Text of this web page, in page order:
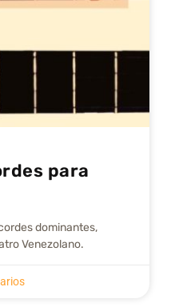
para
dominantes,
Venezolano.